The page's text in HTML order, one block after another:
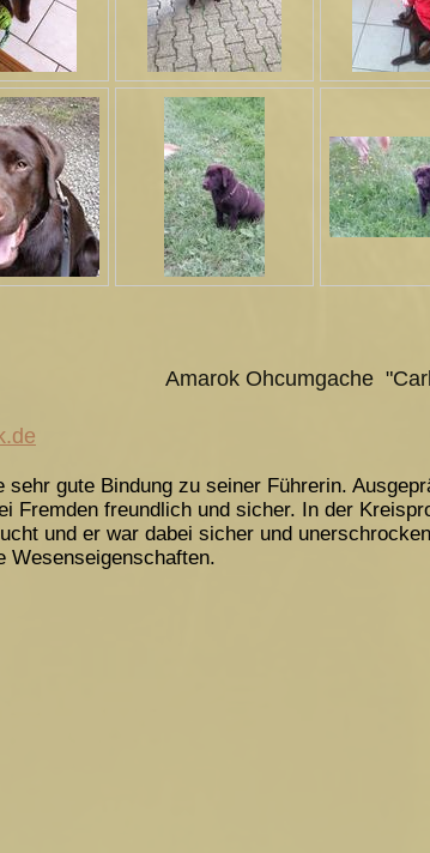
Amarok Ohcumgache
sehr gute Bindung zu seiner Führerin.
Fremden freundlich und sicher. In der
und er war dabei sicher und
Wesenseigenschaften.